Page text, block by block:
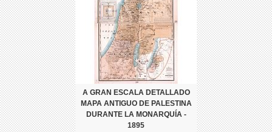
A GRAN ESCALA DETALLADO
MAPA ANTIGUO DE PALESTINA
DURANTE LA MONARQUÍA -
1895